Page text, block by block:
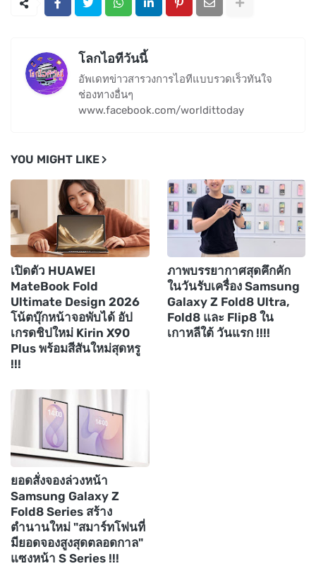
โลกไอทีวันนี้
อัพเดทข่าวสารวงการไอทีแบบรวดเร็วทันใจ
ช่องทางอื่นๆ
www.facebook.com/worldittoday
YOU MIGHT LIKE
เปิดตัว HUAWEI
MateBook Fold
Ultimate Design 2026
โน้ตบุ๊กหน้าจอพับได้ อัป
เกรดชิปใหม่ Kirin X90
Plus พร้อมสีสันใหม่สุดหรู
!!!
ภาพบรรยากาศสุดคึกคัก
ในวันรับเครื่อง Samsung
Galaxy Z Fold8 Ultra,
Fold8 และ Flip8 ใน
เกาหลีใต้ วันแรก !!!!
ยอดสั่งจองล่วงหน้า
Samsung Galaxy Z
Fold8 Series สร้าง
ตำนานใหม่ "สมาร์ทโฟนที่
มียอดจองสูงสุดตลอดกาล"
แซงหน้า S Series !!!